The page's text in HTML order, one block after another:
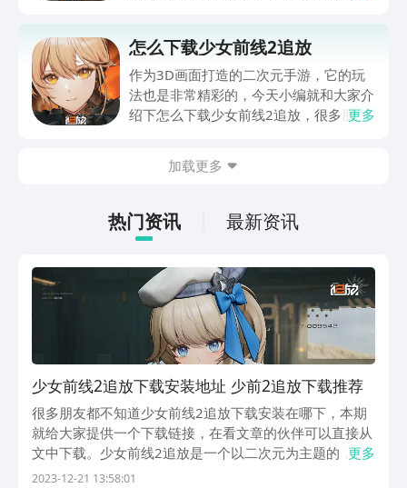
据官方的消息给大家解答一下这个问题，
让各位苦等已久的玩家朋友们对其有着更
加深刻的了解，一起来看一看吧。
怎么下载少女前线2追放
作为3D画面打造的二次元手游，它的玩
法也是非常精彩的，今天小编就和大家介
绍下怎么下载少女前线2追放，很多朋友
困惑，小编也是特地去了解了相关的讯
起来看下吧。
更多
加载更多
热门资讯 最新资讯
少女前线2追放下载安装地址 少前2追放下载推荐
很多朋友都不知道少女前线2追放下载安装在哪下，本期
就给大家提供一个下载链接，在看文章的伙伴可以直接从
文中下载。少女前线2追放是一个以二次元为主题的，3D
的战棋策略游戏，在本次游戏当中，小伙伴们将变身成为
更多
2023-12-21 13:58:01